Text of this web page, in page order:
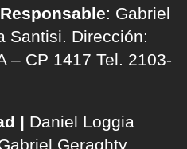
: Gabriel
Santisi. Dirección:
– CP 1417 Tel. 2103-
| Daniel Loggia
Geraghty